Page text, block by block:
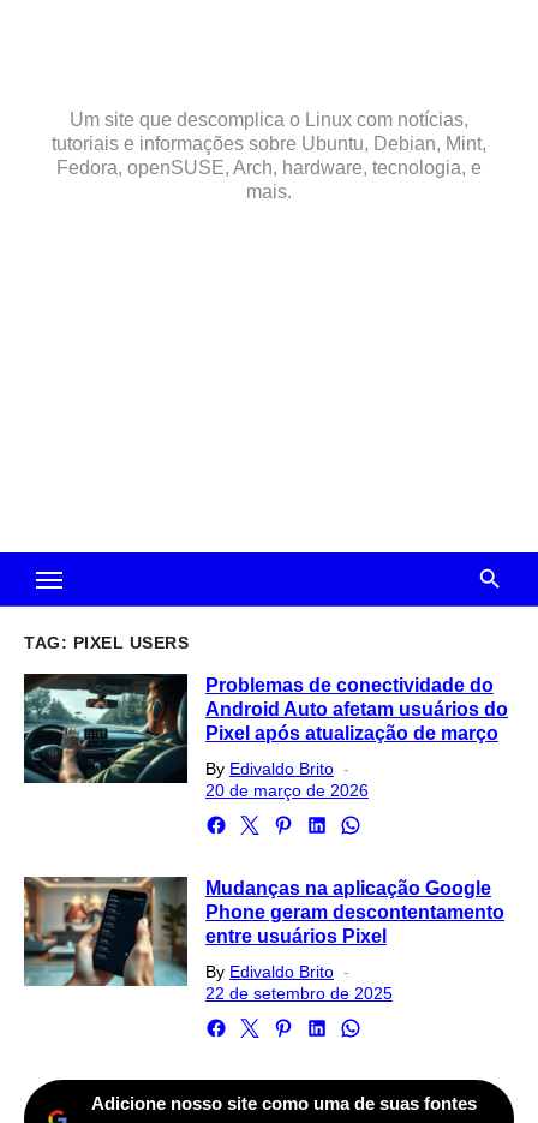
Um site que descomplica o Linux com notícias,
tutoriais e informações sobre Ubuntu, Debian, Mint,
Fedora, openSUSE, Arch, hardware, tecnologia, e
mais.
TAG: PIXEL USERS
Problemas de conectividade do
Android Auto afetam usuários do
Pixel após atualização de março
By Edivaldo Brito
on
20 de março de 2026
Mudanças na aplicação Google
Phone geram descontentamento
entre usuários Pixel
By Edivaldo Brito
on
22 de setembro de 2025
Adicione nosso site como uma de suas fontes